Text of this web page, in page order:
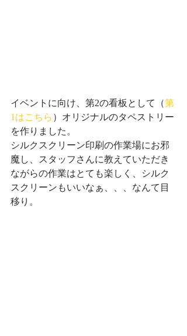
イベントに向け、第2の看板として（第
1はこちら ）オリジナルのタペストリー
を作りました。
シルクスクリーン印刷の作業場にお邪
魔し、スタッフさんに教えていただき
ながらの作業はとても楽しく、シルク
スクリーンもいいなぁ、、、なんて目
移り。